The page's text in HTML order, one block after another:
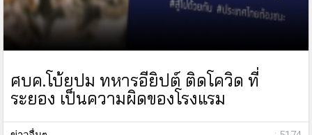
ศบค.โบ้ยปม ทหารอียิปต์ ติดโควิด ที่
ระยอง เป็นความผิดของโรงแรม